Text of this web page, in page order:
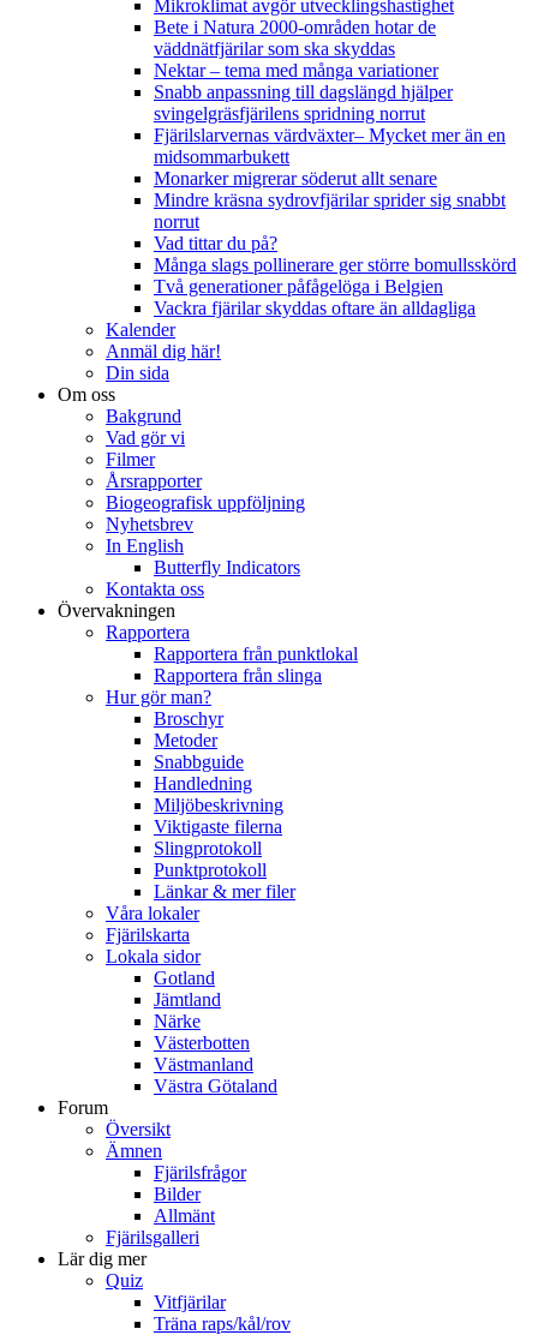
Mikroklimat avgör utvecklingshastighet
Bete i Natura 2000-områden hotar de
väddnätfjärilar som ska skyddas
Nektar – tema med många variationer
Snabb anpassning till dagslängd hjälper
svingelgräsfjärilens spridning norrut
Fjärilslarvernas värdväxter– Mycket mer än en
midsommarbukett
Monarker migrerar söderut allt senare
Mindre kräsna sydrovfjärilar sprider sig snabbt
norrut
Vad tittar du på?
Många slags pollinerare ger större bomullsskörd
Två generationer påfågelöga i Belgien
Vackra fjärilar skyddas oftare än alldagliga
Kalender
Anmäl dig här!
Din sida
Om oss
Bakgrund
Vad gör vi
Filmer
Årsrapporter
Biogeografisk uppföljning
Nyhetsbrev
In English
Butterfly Indicators
Kontakta oss
Övervakningen
Rapportera
Rapportera från punktlokal
Rapportera från slinga
Hur gör man?
Broschyr
Metoder
Snabbguide
Handledning
Miljöbeskrivning
Viktigaste filerna
Slingprotokoll
Punktprotokoll
Länkar & mer filer
Våra lokaler
Fjärilskarta
Lokala sidor
Gotland
Jämtland
Närke
Västerbotten
Västmanland
Västra Götaland
Forum
Översikt
Ämnen
Fjärilsfrågor
Bilder
Allmänt
Fjärilsgalleri
Lär dig mer
Quiz
Vitfjärilar
Träna raps/kål/rov